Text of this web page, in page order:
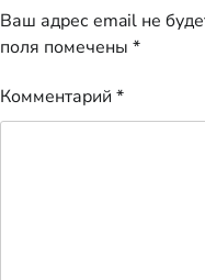
Ваш адрес email не
поля помечены *
Комментарий *